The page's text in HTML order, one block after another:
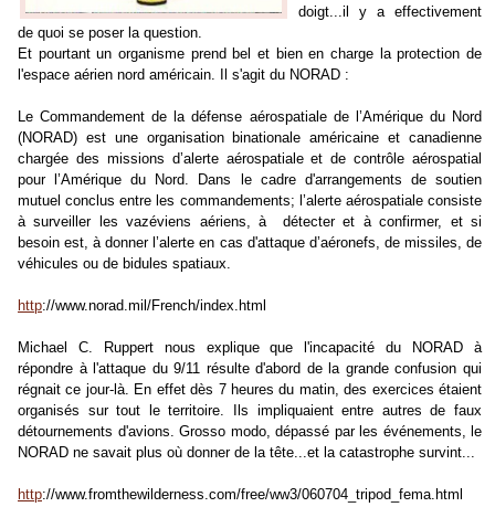
doigt...il y a effectivement
de quoi se poser la question.
Et pourtant un organisme prend bel et bien en charge la protection de
l'espace aérien nord américain. Il s'agit du NORAD :
Le Commandement de la défense aérospatiale de l’Amérique du Nord
(NORAD) est une organisation binationale américaine et canadienne
chargée des missions d’alerte aérospatiale et de contrôle aérospatial
pour l’Amérique du Nord. Dans le cadre d'arrangements de soutien
mutuel conclus entre les commandements; l’alerte aérospatiale consiste
à surveiller les vazéviens aériens, à détecter et à confirmer, et si
besoin est, à donner l’alerte en cas d'attaque d’aéronefs, de missiles, de
véhicules ou de bidules spatiaux.
http://www.norad.mil/French/index.html
Michael C. Ruppert nous explique que l'incapacité du NORAD à
répondre à l'attaque du 9/11 résulte d'abord de la grande confusion qui
régnait ce jour-là. En effet dès 7 heures du matin, des exercices étaient
organisés sur tout le territoire. Ils impliquaient entre autres de faux
détournements d'avions. Grosso modo, dépassé par les événements, le
NORAD ne savait plus où donner de la tête...et la catastrophe survint...
http://www.fromthewilderness.com/free/ww3/060704_tripod_fema.html